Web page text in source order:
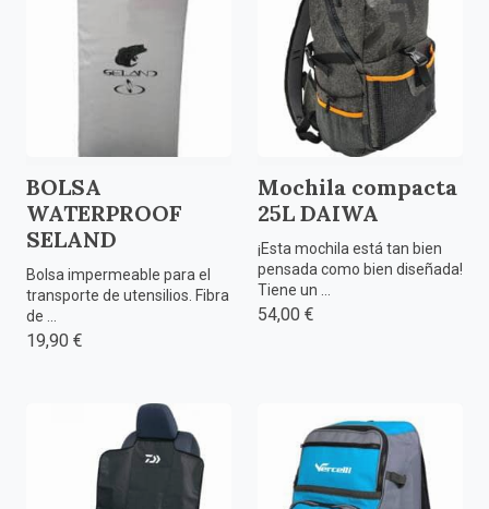
BOLSA
WATERPROOF
SELAND
Bolsa impermeable para el
transporte de utensilios. Fibra
de ...
19,90 €
Mochila compacta
25L DAIWA
¡Esta mochila está tan bien
pensada como bien diseñada!
Tiene un ...
54,00 €